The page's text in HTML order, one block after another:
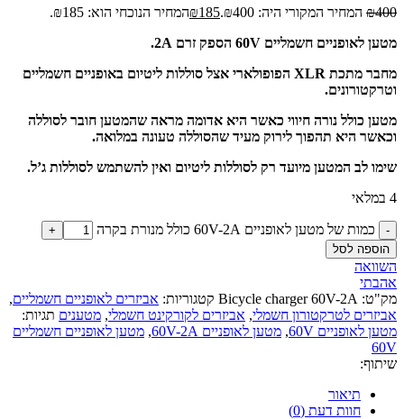
₪400 המחיר המקורי היה: ₪400. ₪185
המחיר הנוכחי הוא: ₪185.
מטען לאופניים חשמליים 60V הספק זרם 2A.
מחבר מתכת XLR הפופולארי אצל סוללות ליטיום באופניים חשמליים
וטרקטורונים.
מטען כולל נורה חיווי כאשר היא אדומה מראה שהמטען חובר לסוללה
וכאשר היא תהפוך לירוק מעיד שהסוללה טעונה במלואה.
שימו לב המטען מיועד רק לסוללות ליטיום ואין להשתמש לסוללות ג’ל.
4 במלאי
כמות של מטען לאופניים 60V-2A כולל מנורת בקרה
הוספה לסל
השוואה
אהבתי
מק"ט: Bicycle charger 60V-2A קטגוריות: אביזרים לאופניים חשמליים,
אביזרים לטרקטורון חשמלי, אביזרים לקורקינט חשמלי, מטענים תגיות:
מטען לאופניים 60V
, מטען לאופניים 60V-2A , מטען לאופניים חשמליים
60V
שיתוף:
תיאור
חוות דעת (0)